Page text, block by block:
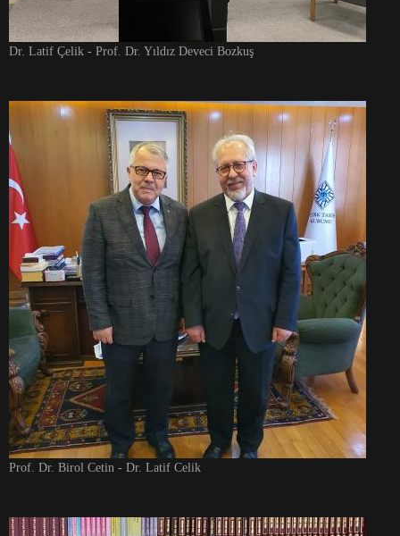
Dr. Latif Çelik - Prof. Dr. Yıldız Deveci Bozkuş
Prof. Dr. Birol Cetin - Dr. Latif Celik